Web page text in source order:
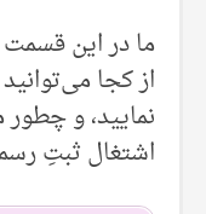
ما در این
از کجا
نمایید، و
اشتغال ثبتِ